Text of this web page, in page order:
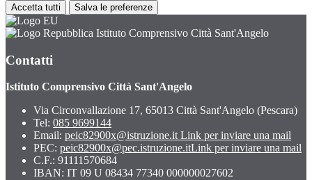
Accetta tutti Salva le preferenze
Istituto Comprensivo Città Sant'Angelo
Contatti
Istituto Comprensivo Città Sant'Angelo
Via Circonvallazione 17, 65013 Città Sant'Angelo (Pescara)
Tel: 085 9699144
Email: peic82900x@istruzione.it Link per inviare una mail
PEC: peic82900x@pec.istruzione.itLink per inviare una mail
C.F.: 91111570684
IBAN: IT 09 U 08434 77340 000000027602